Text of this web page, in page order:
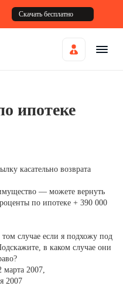
Скачать бесплатно
ипотеке
касательно возврата
— можете вернуть
по ипотеке + 390 000
случае если я подхожу под
в каком случае они
марта 2007,
2007